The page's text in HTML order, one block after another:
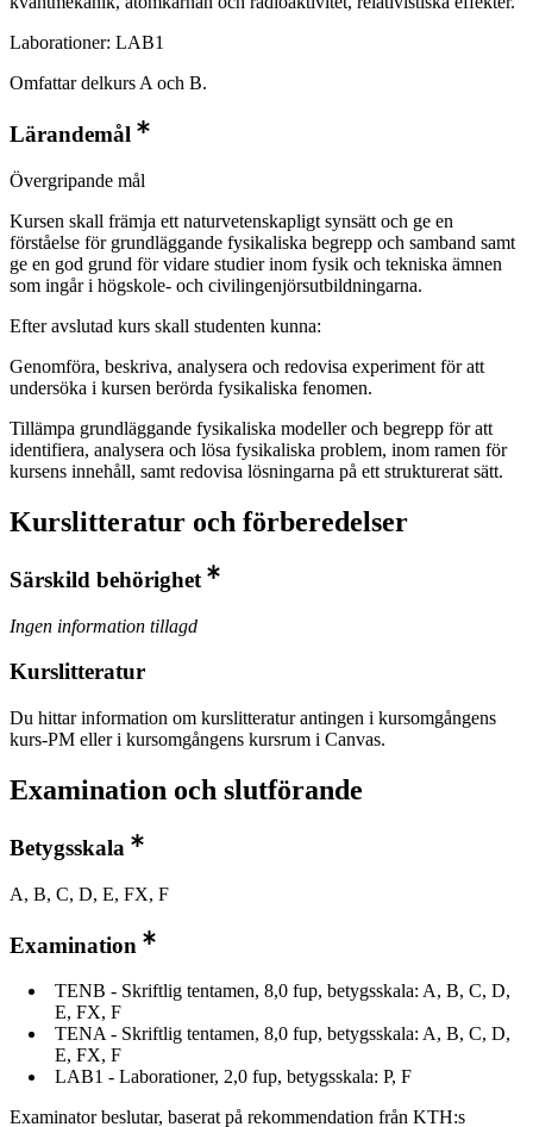
Laborationer: LAB1
Omfattar delkurs A och B.
Lärandemål
Övergripande mål
Kursen skall främja ett naturvetenskapligt synsätt och ge en
förståelse för grundläggande fysikaliska begrepp och samband samt
ge en god grund för vidare studier inom fysik och tekniska ämnen
som ingår i högskole- och civilingenjörsutbildningarna.
Efter avslutad kurs skall studenten kunna:
Genomföra, beskriva, analysera och redovisa experiment för att
undersöka i kursen berörda fysikaliska fenomen.
Tillämpa grundläggande fysikaliska modeller och begrepp för att
identifiera, analysera och lösa fysikaliska problem, inom ramen för
kursens innehåll, samt redovisa lösningarna på ett strukturerat sätt.
Kurslitteratur och förberedelser
Särskild behörighet
Ingen information tillagd
Kurslitteratur
Du hittar information om kurslitteratur antingen i kursomgångens
kurs-PM eller i kursomgångens kursrum i Canvas.
Examination och slutförande
Betygsskala
A, B, C, D, E, FX, F
Examination
TENB - Skriftlig tentamen, 8,0 fup, betygsskala: A, B, C, D,
E, FX, F
TENA - Skriftlig tentamen, 8,0 fup, betygsskala: A, B, C, D,
E, FX, F
LAB1 - Laborationer, 2,0 fup, betygsskala: P, F
Examinator beslutar, baserat på rekommendation från KTH:s